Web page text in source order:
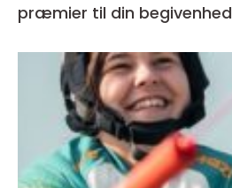
præmier til din begivenhed